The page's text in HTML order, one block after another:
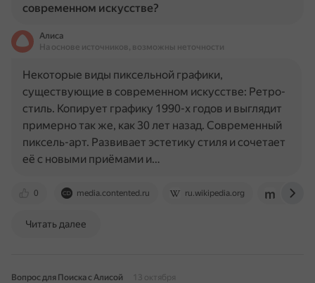
современном искусстве?
Алиса
На основе источников, возможны неточности
0 media.contented.ru ru.wikipedia.org
Некоторые виды пиксельной графики,
существующие в современном искусстве: Ретро-
стиль. Копирует графику 1990-х годов и выглядит
примерно так же, как 30 лет назад. Современный
пиксель-арт. Развивает эстетику стиля и сочетает
её с новыми приёмами и…
Читать далее
Вопрос для Поиска с Алисой
13 октября